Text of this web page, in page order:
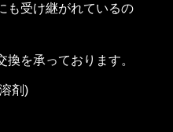
も受け継がれているの
を承っております。
剤)